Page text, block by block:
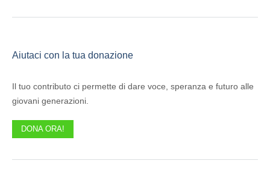
Aiutaci con la tua donazione
Il tuo contributo ci permette di dare voce, speranza e futuro alle
giovani generazioni.
DONA ORA!